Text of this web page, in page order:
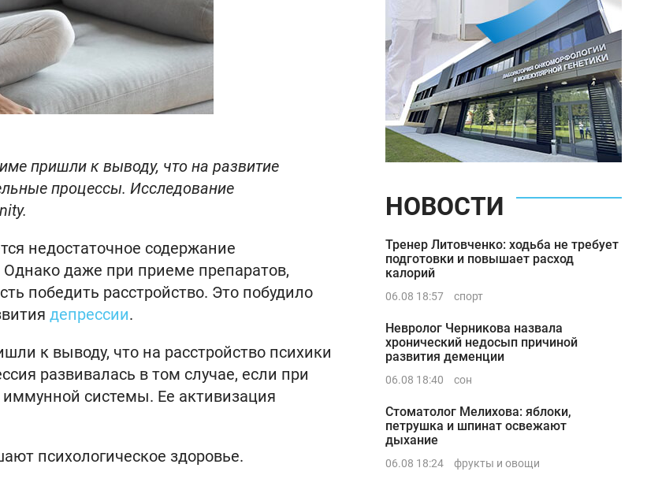
пришли к выводу, что на развитие
процессы. Исследование
недостаточное содержание
даже при приеме препаратов,
победить расстройство. Это побудило
депрессии.
к выводу, что на расстройство психики
развивалась в том случае, если при
системы. Ее активизация
психологическое здоровье.
НОВОСТИ
Тренер Литовченко: ходьба не требует
подготовки и повышает расход
калорий
06.08 18:57 спорт
Невролог Черникова назвала
хронический недосып причиной
развития деменции
06.08 18:40 сон
Стоматолог Мелихова: яблоки,
петрушка и шпинат освежают
дыхание
06.08 18:24 фрукты и овощи